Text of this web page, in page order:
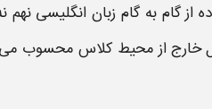
ازگام به گام زبان انگلیسی ​نهم
خارج از محیط کلاس محسوب می